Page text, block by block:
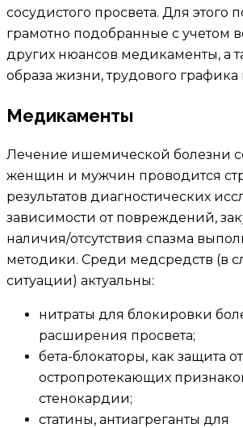
сосудистого просвета. Для этого
грамотно подобранные с учетом
других нюансов медикаменты, а
образа жизни, трудового графика
Медикаменты
Лечение ишемической болезни
женщин и мужчин проводится
результатов диагностических
зависимости от повреждений,
наличия/отсутствия спазма
методики. Среди медсредств (в
ситуации) актуальны:
нитраты для блокировки
расширения просвета;
бета-блокаторы, как защита от
остропротекающих
стенокардии;
статины, антиагреганты для